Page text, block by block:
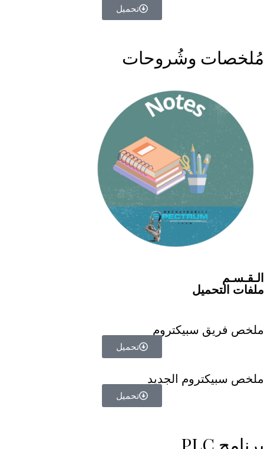
تحميل
مُلخصات وشُروحات
الـقـسـم
ملفات التحميل
ملخص فريق سبيكتروم
تحميل
ملخص سبيكتروم الجديد
تحميل